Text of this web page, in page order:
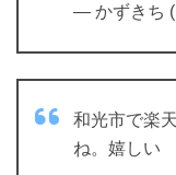
— かずきち
和光市で楽
ね。嬉しい